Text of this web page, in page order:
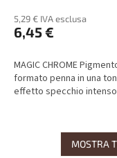
5,29 € IVA esclusa
6,45 €
MAGIC CHROME
formato penna in una
effetto specchio
MOSTRA